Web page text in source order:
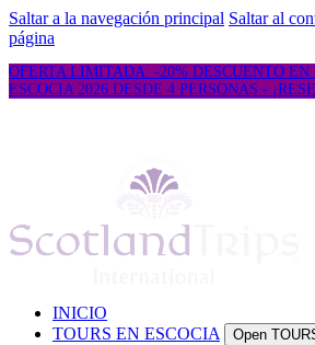
Saltar a la navegación principal Saltar al
página
OFERTA LIMITADA: -20% DESCUENTO EN
ESCOCIA 2026 DESDE 4 PERSONAS -
INICIO
TOURS EN ESCOCIA
Open